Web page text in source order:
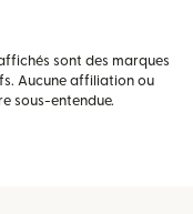
sont des marques
Aucune affiliation ou
sous-entendue.